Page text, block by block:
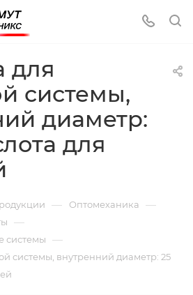
для
системы,
диаметр:
для
— Оптомеханика —
—
системы —
системы, внутренний диаметр: 25